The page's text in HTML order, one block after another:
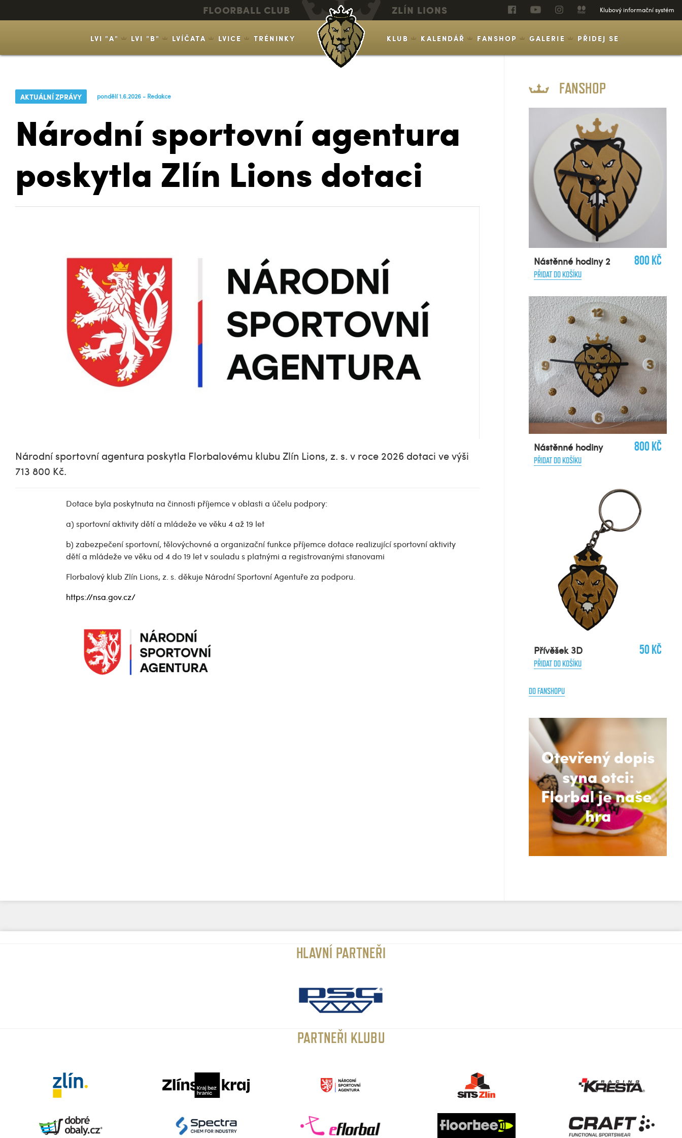
FLOORBALL CLUB ZLÍN LIONS Klubový informační systém
LVI "A" LVI "B" LVÍČATA LVICE TRÉNINKY KLUB KALENDÁŘ FANSHOP GALERIE PŘIDEJ SE
AKTUÁLNÍ ZPRÁVY pondělí 1.6.2026 - Redakce
Národní sportovní agentura
poskytla Zlín Lions dotaci
Národní sportovní agentura poskytla Florbalovému klubu Zlín Lions, z. s. v roce 2026 dotaci ve výši
713 800 Kč.
Dotace byla poskytnuta na činnosti příjemce v oblasti a účelu podpory:
a) sportovní aktivity dětí a mládeže ve věku 4 až 19 let
b) zabezpečení sportovní, tělovýchovné a organizační funkce příjemce dotace realizující sportovní aktivity
dětí a mládeže ve věku od 4 do 19 let v souladu s platnými a registrovanými stanovami
Florbalový klub Zlín Lions, z. s. děkuje Národní Sportovní Agentuře za podporu.
https://nsa.gov.cz/
FANSHOP
Nástěnné hodiny 2
PŘIDAT DO KOŠÍKU
800 Kč
Nástěnné hodiny
PŘIDAT DO KOŠÍKU
800 Kč
Přívěšek 3D
PŘIDAT DO KOŠÍKU
50 Kč
DO FANSHOPU
HLAVNÍ PARTNEŘI
PARTNEŘI KLUBU